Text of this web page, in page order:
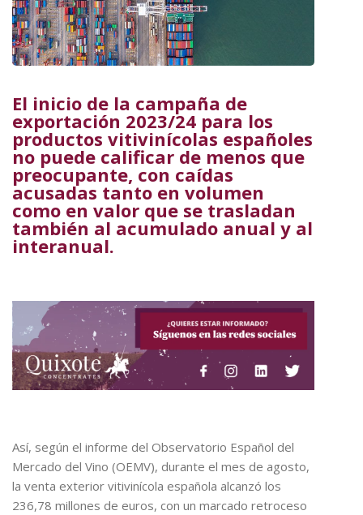
El inicio de la campaña de
exportación 2023/24 para los
productos vitivinícolas españoles
no puede calificar de menos que
preocupante, con caídas
acusadas tanto en volumen
como en valor que se trasladan
también al acumulado anual y al
interanual.
Así, según el informe del Observatorio Español del
Mercado del Vino (OEMV), durante el mes de agosto,
la venta exterior vitivinícola española alcanzó los
236,78 millones de euros, con un marcado retroceso